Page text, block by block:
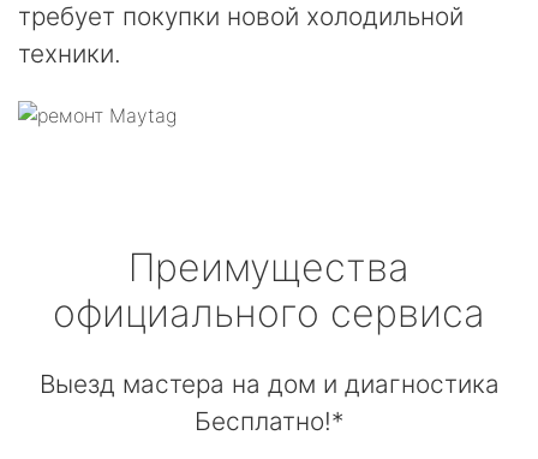
требует покупки новой холодильной
техники.
Преимущества
официального сервиса
Выезд мастера на дом и диагностика
Бесплатно!*